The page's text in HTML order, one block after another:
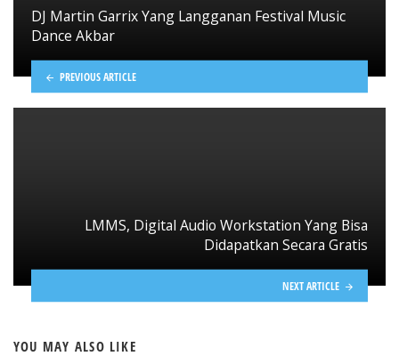
DJ Martin Garrix Yang Langganan Festival Music
Dance Akbar
PREVIOUS ARTICLE
LMMS, Digital Audio Workstation Yang Bisa
Didapatkan Secara Gratis
NEXT ARTICLE
YOU MAY ALSO LIKE